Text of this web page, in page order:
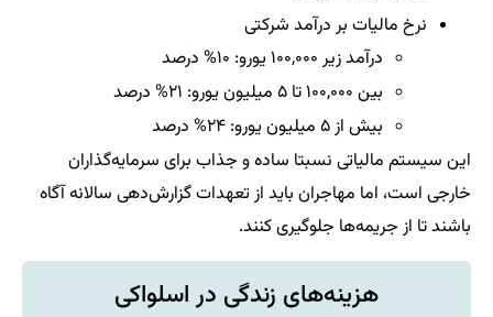
نرخ مالیات بر درآمد شرکتی
درآمد زیر ۱۰۰,۰۰۰ یورو: ۱۰% درصد
بین ۱۰۰,۰۰۰ تا ۵ میلیون یورو: ۲۱% درصد
بیش از ۵ میلیون یورو: ۲۴% درصد
این سیستم مالیاتی نسبتا ساده و جذاب برای سرمایه‌گذاران
خارجی است، اما مهاجران باید از تعهدات گزارش‌دهی سالانه آگاه
باشند تا از جریمه‌ها جلوگیری کنند.
هزینه‌های زندگی در اسلواکی